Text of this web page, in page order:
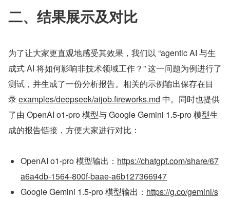
二、结果展示及对比
为了让大家更直观地感受其效果，我们以 “agentic AI 与生
成式 AI 将如何影响非技术领域工作？” 这一问题为例进行了
测试，并生成了一份分析报告。相关的示例输出保存在目
录 examples/deepseek/aijob.fireworks.md 中。同时也提供
了由 OpenAI o1-pro 模型与 Google Gemini 1.5-pro 模型生
成的报告链接，方便大家进行对比：
OpenAI o1-pro 模型输出： https://chatgpt.com/share/67
a6a4db-1564-800f-baae-a6b127366947
Google Gemini 1.5-pro 模型输出： https://g.co/gemini/s